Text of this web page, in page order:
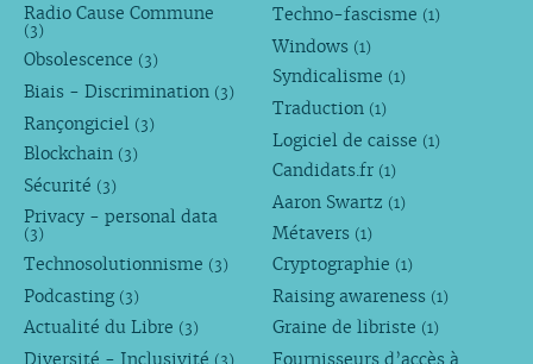
Radio Cause Commune
(3)
Obsolescence (3)
Biais - Discrimination (3)
Rançongiciel (3)
Blockchain (3)
Sécurité (3)
Privacy - personal data
(3)
Technosolutionnisme (3)
Podcasting (3)
Actualité du Libre (3)
Diversité - Inclusivité (3)
Techno-fascisme (1)
Windows (1)
Syndicalisme (1)
Traduction (1)
Logiciel de caisse (1)
Candidats.fr (1)
Aaron Swartz (1)
Métavers (1)
Cryptographie (1)
Raising awareness (1)
Graine de libriste (1)
Fournisseurs d’accès à